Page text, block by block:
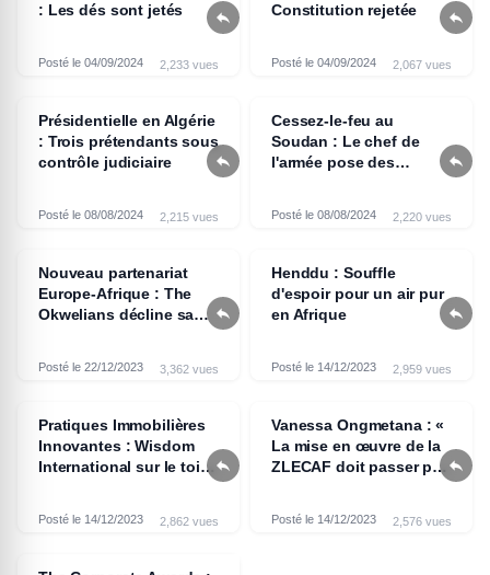
: Les dés sont jetés
Posté le 04/09/2024 2,233 vues

Constitution rejetée
Posté le 04/09/2024 2,067 vues

Présidentielle en Algérie
: Trois prétendants sous
contrôle judiciaire
Posté le 08/08/2024 2,215 vues

Cessez-le-feu au
Soudan : Le chef de
l'armée pose des
Posté le 08/08/2024 2,220 vues

Nouveau partenariat
Europe-Afrique : The
Okwelians décline sa
Posté le 22/12/2023 3,362 vues

Henddu : Souffle
d'espoir pour un air pur
en Afrique
Posté le 14/12/2023 2,959 vues

Pratiques Immobilières
Innovantes : Wisdom
International sur le toit
Posté le 14/12/2023 2,862 vues

Vanessa Ongmetana : «
La mise en œuvre de la
ZLECAF doit passer par
Posté le 14/12/2023 2,576 vues
